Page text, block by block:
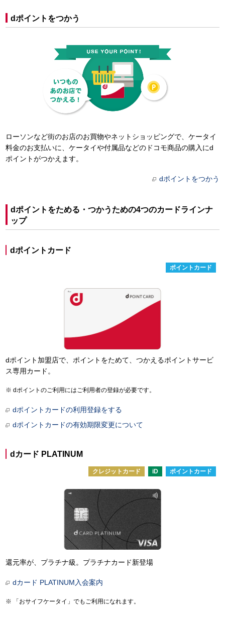
dポイントをつかう
ローソンなど街のお店のお買物やネットショッピングで、ケータイ
料金のお支払いに、ケータイや付属品などのドコモ商品の購入にd
ポイントがつかえます。
dポイントをつかう
dポイントをためる・つかうための4つのカードラインナ
ップ
dポイントカード
ポイントカード
dポイント加盟店で、ポイントをためて、つかえるポイントサービ
ス専用カード。
dポイントのご利用にはご利用者の登録が必要です。
dポイントカードの利用登録をする
dポイントカードの有効期限変更について
dカード PLATINUM
クレジットカード iD ポイントカード
還元率が、プラチナ級。プラチナカード新登場
dカード PLATINUM入会案内
「おサイフケータイ」でもご利用になれます。